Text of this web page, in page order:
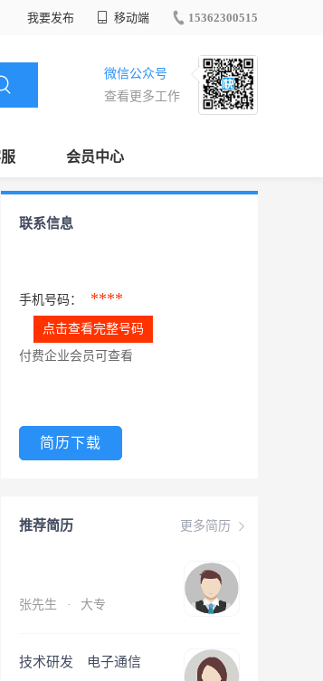
我要发布 移动端 15362300515
微信公众号
查看更多工作
会员中心
联系信息
手机号码： ****
点击查看完整号码
付费企业会员可查看
简历下载
更多简历
推荐简历
张先生 · 大专
技术研发 电子通信